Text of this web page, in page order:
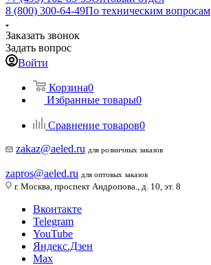
8 (800) 300-64-49По техническим вопросам
Заказать звонок
Задать вопрос
Войти
Корзина0
Избранные товары0
Сравнение товаров0
zakaz@aeled.ru для розничных заказов
zapros@aeled.ru для оптовых заказов
г. Москва, проспект Андропова., д. 10, эт. 8
Вконтакте
Telegram
YouTube
Яндекс.Дзен
Max